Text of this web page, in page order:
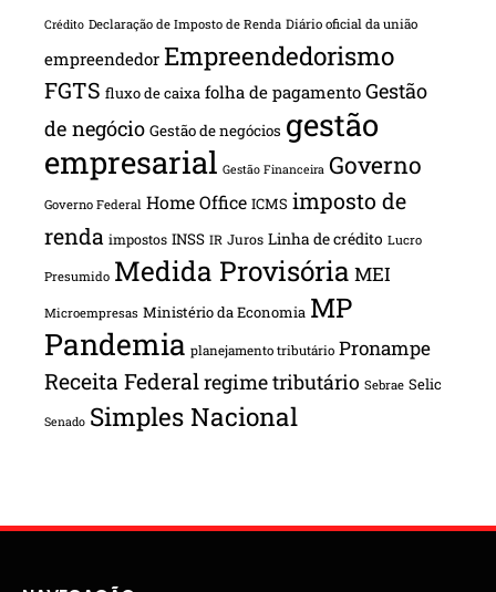
Crédito Declaração de Imposto de Renda Diário oficial da união
empreendedor Empreendedorismo
FGTS fluxo de caixa folha de pagamento Gestão
de negócio Gestão de negócios gestão
empresarial Gestão Financeira Governo
Governo Federal Home Office ICMS imposto de
renda impostos INSS IR Juros Linha de crédito Lucro
Presumido Medida Provisória MEI
Microempresas Ministério da Economia MP
Pandemia planejamento tributário Pronampe
Receita Federalregime tributário Sebrae Selic
Senado Simples Nacional